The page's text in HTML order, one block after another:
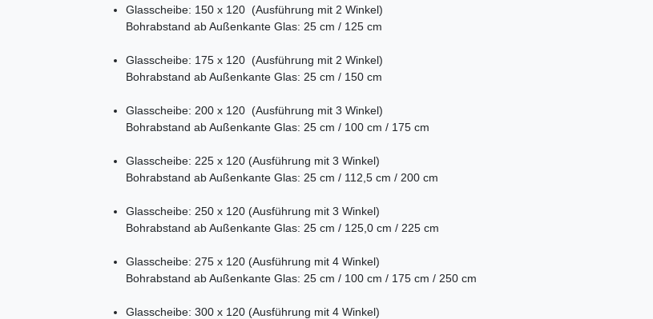
Glasscheibe: 150 x 120 (Ausführung mit 2 Winkel)
Bohrabstand ab Außenkante Glas: 25 cm / 125 cm
Glasscheibe: 175 x 120 (Ausführung mit 2 Winkel)
Bohrabstand ab Außenkante Glas: 25 cm / 150 cm
Glasscheibe: 200 x 120 (Ausführung mit 3 Winkel)
Bohrabstand ab Außenkante Glas: 25 cm / 100 cm / 175 cm
Glasscheibe: 225 x 120 (Ausführung mit 3 Winkel)
Bohrabstand ab Außenkante Glas: 25 cm / 112,5 cm / 200 cm
Glasscheibe: 250 x 120 (Ausführung mit 3 Winkel)
Bohrabstand ab Außenkante Glas: 25 cm / 125,0 cm / 225 cm
Glasscheibe: 275 x 120 (Ausführung mit 4 Winkel)
Bohrabstand ab Außenkante Glas: 25 cm / 100 cm / 175 cm / 250 cm
Glasscheibe: 300 x 120 (Ausführung mit 4 Winkel)